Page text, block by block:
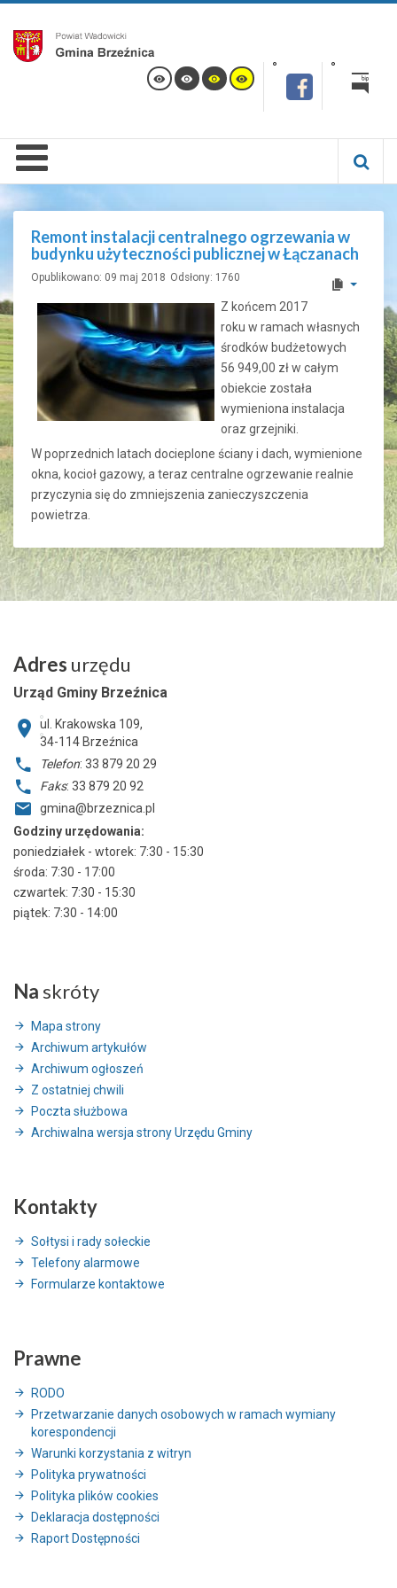
Remont instalacji centralnego ogrzewania w
budynku użyteczności publicznej w Łączanach
Opublikowano: 09 maj 2018 Odsłony: 1760
Z końcem 2017
roku w ramach własnych
środków budżetowych
56 949,00 zł w całym
obiekcie została
wymieniona instalacja
oraz grzejniki.
W poprzednich latach docieplone ściany i dach, wymienione
okna, kocioł gazowy, a teraz centralne ogrzewanie realnie
przyczynia się do zmniejszenia zanieczyszczenia
powietrza.
Adres urzędu
Urząd Gminy Brzeźnica
ul. Krakowska 109,
34-114 Brzeźnica
Telefon: 33 879 20 29
Faks: 33 879 20 92
gmina@brzeznica.pl
Godziny urzędowania:
poniedziałek - wtorek: 7:30 - 15:30
środa: 7:30 - 17:00
czwartek: 7:30 - 15:30
piątek: 7:30 - 14:00
Na skróty
Mapa strony
Archiwum artykułów
Archiwum ogłoszeń
Z ostatniej chwili
Poczta służbowa
Archiwalna wersja strony Urzędu Gminy
Kontakty
Sołtysi i rady sołeckie
Telefony alarmowe
Formularze kontaktowe
Prawne
RODO
Przetwarzanie danych osobowych w ramach wymiany
korespondencji
Warunki korzystania z witryn
Polityka prywatności
Polityka plików cookies
Deklaracja dostępności
Raport Dostępności